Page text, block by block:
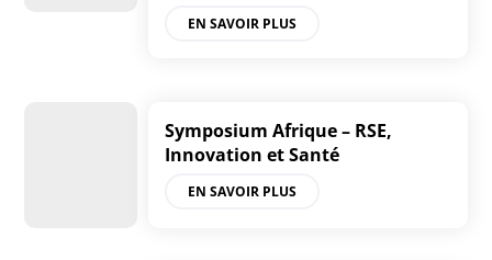
EN SAVOIR PLUS
Symposium Afrique – RSE,
Innovation et Santé
EN SAVOIR PLUS